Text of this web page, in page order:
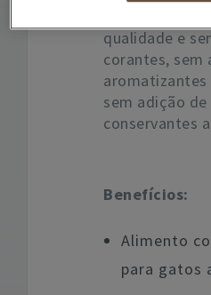
qualidade e
corantes, sem
sem adição de
conservantes
Benefícios:
Alimento
para gatos